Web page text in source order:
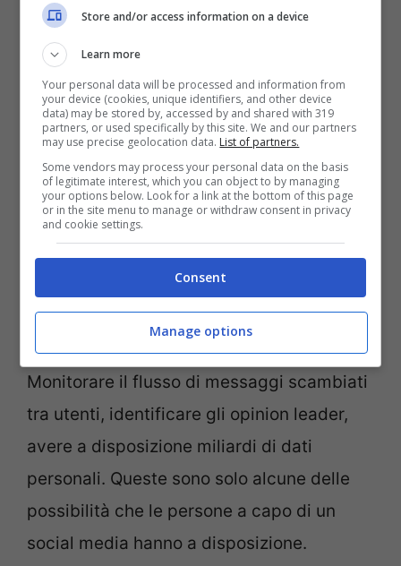
struttura azionaria della società in maniera
diversa rispetto a Meta.
Il controllo
dell’informazione
Sebbene il commento di Musk rispetto al
potere di Zuckerberg possa sembrare
eccessivo, il paragone con il “Re Sole” non
è completamente sbagliato, a dire il vero.
Chi controlla l’informazione e la
comunicazione controlla la popolazione.
Monitorare il flusso di messaggi scambiati
tra utenti, identificare gli opinion leader,
avere a disposizione miliardi di dati
personali. Queste sono solo alcune delle
possibilità che le persone a capo di un
social media hanno a disposizione.
Store and/or access information on a device
Learn more
Your personal data will be processed and information from
your device (cookies, unique identifiers, and other device
data) may be stored by, accessed by and shared with 319
partners, or used specifically by this site. We and our partners
may use precise geolocation data. List of partners.
Some vendors may process your personal data on the basis
of legitimate interest, which you can object to by managing
your options below. Look for a link at the bottom of this page
or in the site menu to manage or withdraw consent in privacy
and cookie settings.
Consent
Manage options